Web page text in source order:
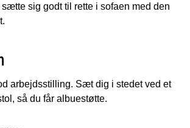
sætte sig godt til rette i sofaen med den
arbejdsstilling. Sæt dig i stedet ved et
så du får albuestøtte.